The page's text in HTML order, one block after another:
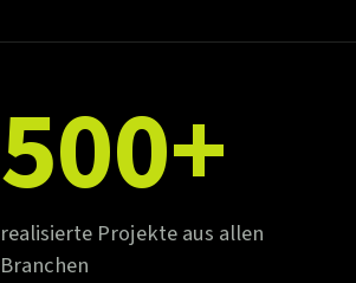
500+
realisierte Projekte aus allen
Branchen